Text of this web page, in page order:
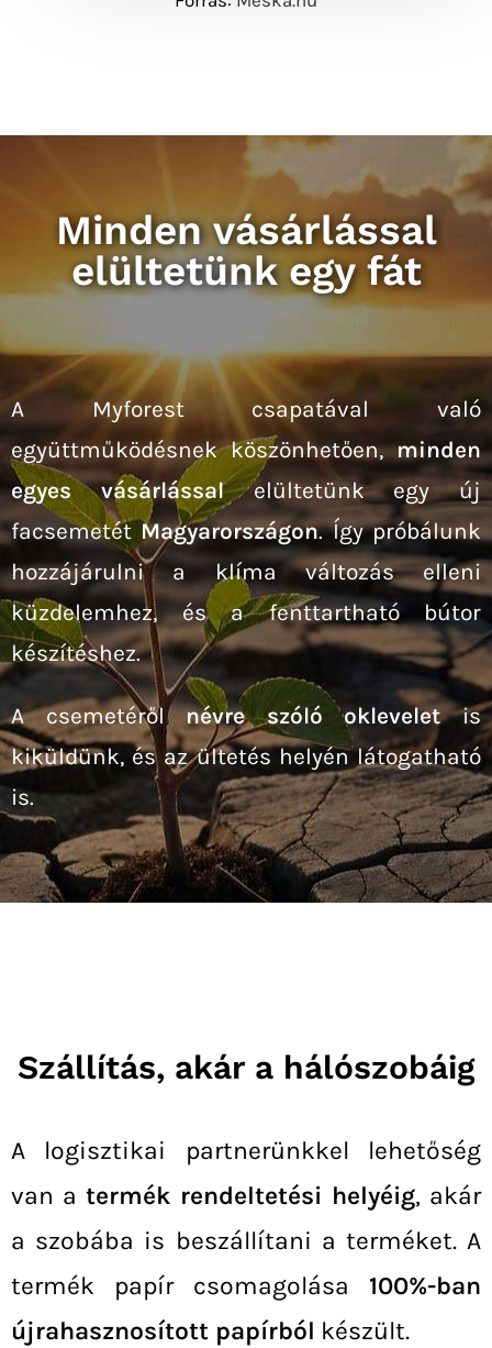
Minden vásárlással
elültetünk egy fát
A Myforest csapatával való
együttműködésnek köszönhetően,minden
egyes vásárlássalelültetünk egy új
facsemetét Magyarországon. Így próbálunk
hozzájárulni a klíma változás elleni
küzdelemhez, és a fenttartható bútor
készítéshez.
A csemetérőlnévre szóló okleveletis
kiküldünk, és az ültetés helyén látogatható
is.
Szállítás, akár a hálószobáig
A logisztikai partnerünkkel lehetőség
van a termék rendeltetési helyéig, akár
a szobába is beszállítani a terméket. A
termék papír csomagolása 100%-ban
újrahasznosított papírból készült.